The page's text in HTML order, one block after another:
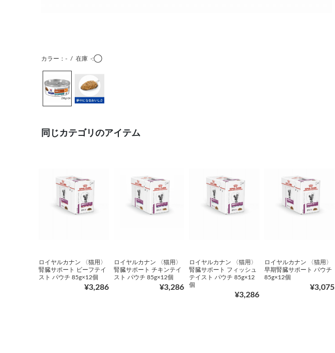
カラー：- / 在庫 -:◯
同じカテゴリのアイテム
ロイヤルカナン 〈猫用〉
腎臓サポート ビーフテイ
スト パウチ 85g×12個
¥3,286
ロイヤルカナン 〈猫用〉
腎臓サポート チキンテイ
スト パウチ 85g×12個
¥3,286
ロイヤルカナン 〈猫用〉
腎臓サポート フィッシュ
テイスト パウチ 85g×12
個
¥3,286
ロイヤルカナン 〈猫用〉
早期腎臓サポート パウチ
85g×12個
¥3,075